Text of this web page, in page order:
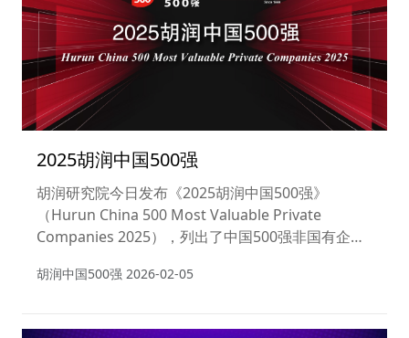
2025胡润中国500强
胡润研究院今日发布《2025胡润中国500强》
（Hurun China 500 Most Valuable Private
Companies 2025），列出了中国500强非国有企
2025年11月14日的收盘价计算，非上市公司估值参
算。这是胡润研究院连续第七次发布“胡润中国500
胡润中国500强 2026-02-05